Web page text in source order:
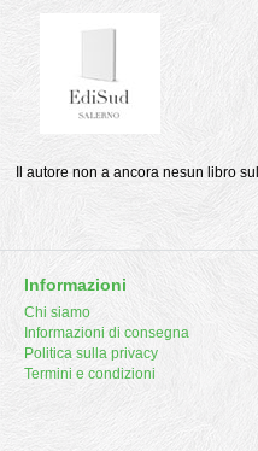
Il autore non a ancora nesun libro
Informazioni
Chi siamo
Informazioni di consegna
Politica sulla privacy
Termini e condizioni